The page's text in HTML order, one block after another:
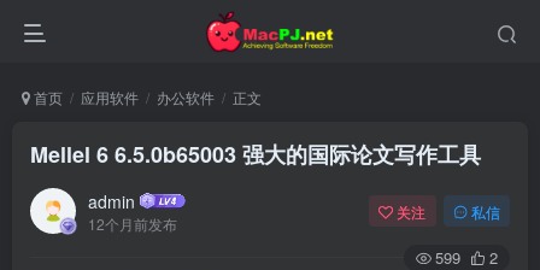
首页 应用软件 办公软件 正文
Mellel 6 6.5.0b65003 强大的国际论文写作工具
admin
12个月前发布
关注 私信
599 2